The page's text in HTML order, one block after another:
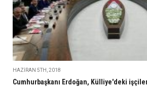
HAZIRAN 5TH, 2018
Cumhurbaşkanı Erdoğan, Külliye'deki